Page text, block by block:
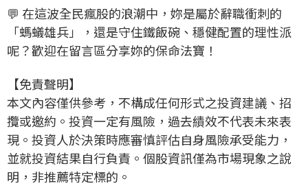
💬 在這波全民瘋股的浪潮中，妳是屬於辭職衝刺的
「螞蟻雄兵」，還是守住鐵飯碗、穩健配置的理性派
呢？歡迎在留言區分享妳的保命法寶！
【免責聲明】
本文內容僅供參考，不構成任何形式之投資建議、招
攬或邀約。投資一定有風險，過去績效不代表未來表
現。投資人於決策時應審慎評估自身風險承受能力，
並就投資結果自行負責。個股資訊僅為市場現象之說
明，非推薦特定標的。